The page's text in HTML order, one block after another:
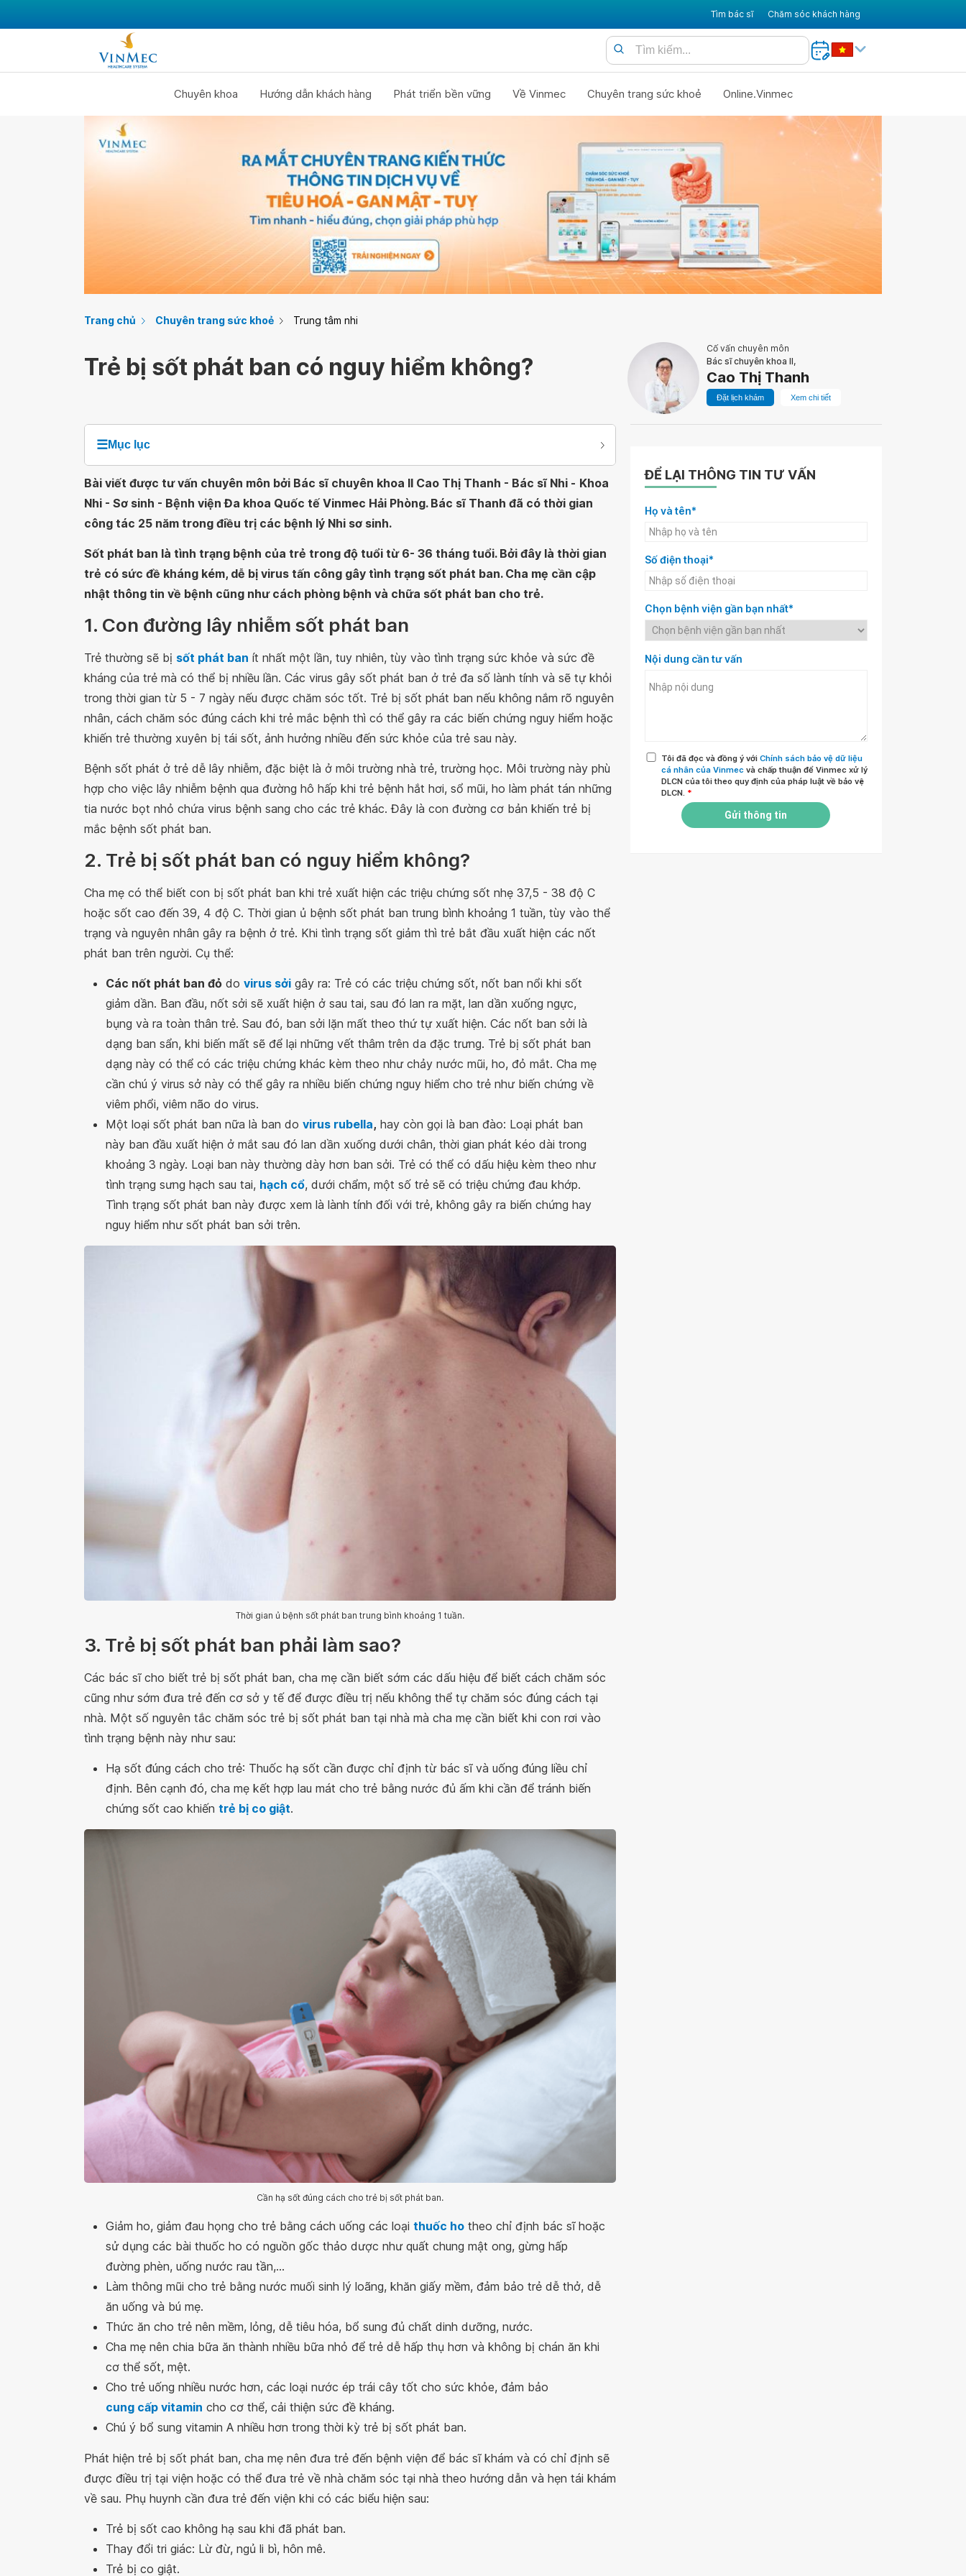
Tìm bác sĩ Chăm sóc khách hàng
Chuyên khoa Hướng dẫn khách hàng Phát triển bền vững Về Vinmec Chuyên trang sức khoẻ Online.Vinmec
Trang chủ Chuyên trang sức khoẻ Trung tâm nhi
Trẻ bị sốt phát ban có nguy hiểm không?
Cố vấn chuyên môn
Bác sĩ chuyên khoa II,
Cao Thị Thanh
Đặt lịch khám Xem chi tiết
☰Mục lục
Bài viết được tư vấn chuyên môn bởi Bác sĩ chuyên khoa II Cao Thị Thanh - Bác sĩ Nhi - Khoa
Nhi - Sơ sinh - Bệnh viện Đa khoa Quốc tế Vinmec Hải Phòng. Bác sĩ Thanh đã có thời gian
công tác 25 năm trong điều trị các bệnh lý Nhi sơ sinh.
Sốt phát ban là tình trạng bệnh của trẻ trong độ tuổi từ 6- 36 tháng tuổi. Bởi đây là thời gian
trẻ có sức đề kháng kém, dễ bị virus tấn công gây tình trạng sốt phát ban. Cha mẹ cần cập
nhật thông tin về bệnh cũng như cách phòng bệnh và chữa sốt phát ban cho trẻ.
1. Con đường lây nhiễm sốt phát ban
Trẻ thường sẽ bị sốt phát ban ít nhất một lần, tuy nhiên, tùy vào tình trạng sức khỏe và sức đề
kháng của trẻ mà có thể bị nhiều lần. Các virus gây sốt phát ban ở trẻ đa số lành tính và sẽ tự khỏi
trong thời gian từ 5 - 7 ngày nếu được chăm sóc tốt. Trẻ bị sốt phát ban nếu không nắm rõ nguyên
nhân, cách chăm sóc đúng cách khi trẻ mắc bệnh thì có thể gây ra các biến chứng nguy hiểm hoặc
khiến trẻ thường xuyên bị tái sốt, ảnh hưởng nhiều đến sức khỏe của trẻ sau này.
Bệnh sốt phát ở trẻ dễ lây nhiễm, đặc biệt là ở môi trường nhà trẻ, trường học. Môi trường này phù
hợp cho việc lây nhiễm bệnh qua đường hô hấp khi trẻ bệnh hắt hơi, sổ mũi, ho làm phát tán những
tia nước bọt nhỏ chứa virus bệnh sang cho các trẻ khác. Đây là con đường cơ bản khiến trẻ bị
mắc bệnh sốt phát ban.
2. Trẻ bị sốt phát ban có nguy hiểm không?
Cha mẹ có thể biết con bị sốt phát ban khi trẻ xuất hiện các triệu chứng sốt nhẹ 37,5 - 38 độ C
hoặc sốt cao đến 39, 4 độ C. Thời gian ủ bệnh sốt phát ban trung bình khoảng 1 tuần, tùy vào thể
trạng và nguyên nhân gây ra bệnh ở trẻ. Khi tình trạng sốt giảm thì trẻ bắt đầu xuất hiện các nốt
phát ban trên người. Cụ thể:
Các nốt phát ban đỏ do virus sởi gây ra: Trẻ có các triệu chứng sốt, nốt ban nổi khi sốt
giảm dần. Ban đầu, nốt sởi sẽ xuất hiện ở sau tai, sau đó lan ra mặt, lan dần xuống ngực,
bụng và ra toàn thân trẻ. Sau đó, ban sởi lặn mất theo thứ tự xuất hiện. Các nốt ban sởi là
dạng ban sẩn, khi biến mất sẽ để lại những vết thâm trên da đặc trưng. Trẻ bị sốt phát ban
dạng này có thể có các triệu chứng khác kèm theo như chảy nước mũi, ho, đỏ mắt. Cha mẹ
cần chú ý virus sở này có thể gây ra nhiều biến chứng nguy hiểm cho trẻ như biến chứng về
viêm phổi, viêm não do virus.
Một loại sốt phát ban nữa là ban do virus rubella, hay còn gọi là ban đào: Loại phát ban
này ban đầu xuất hiện ở mắt sau đó lan dần xuống dưới chân, thời gian phát kéo dài trong
khoảng 3 ngày. Loại ban này thường dày hơn ban sởi. Trẻ có thể có dấu hiệu kèm theo như
tình trạng sưng hạch sau tai, hạch cổ, dưới chẩm, một số trẻ sẽ có triệu chứng đau khớp.
Tình trạng sốt phát ban này được xem là lành tính đối với trẻ, không gây ra biến chứng hay
nguy hiểm như sốt phát ban sởi trên.
Thời gian ủ bệnh sốt phát ban trung bình khoảng 1 tuần.
3. Trẻ bị sốt phát ban phải làm sao?
Các bác sĩ cho biết trẻ bị sốt phát ban, cha mẹ cần biết sớm các dấu hiệu để biết cách chăm sóc
cũng như sớm đưa trẻ đến cơ sở y tế để được điều trị nếu không thể tự chăm sóc đúng cách tại
nhà. Một số nguyên tắc chăm sóc trẻ bị sốt phát ban tại nhà mà cha mẹ cần biết khi con rơi vào
tình trạng bệnh này như sau:
Hạ sốt đúng cách cho trẻ: Thuốc hạ sốt cần được chỉ định từ bác sĩ và uống đúng liều chỉ
định. Bên cạnh đó, cha mẹ kết hợp lau mát cho trẻ bằng nước đủ ấm khi cần để tránh biến
chứng sốt cao khiến trẻ bị co giật.
Cần hạ sốt đúng cách cho trẻ bị sốt phát ban.
Giảm ho, giảm đau họng cho trẻ bằng cách uống các loại thuốc ho theo chỉ định bác sĩ hoặc
sử dụng các bài thuốc ho có nguồn gốc thảo dược như quất chung mật ong, gừng hấp
đường phèn, uống nước rau tần,...
Làm thông mũi cho trẻ bằng nước muối sinh lý loãng, khăn giấy mềm, đảm bảo trẻ dễ thở, dễ
ăn uống và bú mẹ.
Thức ăn cho trẻ nên mềm, lỏng, dễ tiêu hóa, bổ sung đủ chất dinh dưỡng, nước.
Cha mẹ nên chia bữa ăn thành nhiều bữa nhỏ để trẻ dễ hấp thụ hơn và không bị chán ăn khi
cơ thể sốt, mệt.
Cho trẻ uống nhiều nước hơn, các loại nước ép trái cây tốt cho sức khỏe, đảm bảo
cung cấp vitamin cho cơ thể, cải thiện sức đề kháng.
Chú ý bổ sung vitamin A nhiều hơn trong thời kỳ trẻ bị sốt phát ban.
Phát hiện trẻ bị sốt phát ban, cha mẹ nên đưa trẻ đến bệnh viện để bác sĩ khám và có chỉ định sẽ
được điều trị tại viện hoặc có thể đưa trẻ về nhà chăm sóc tại nhà theo hướng dẫn và hẹn tái khám
về sau. Phụ huynh cần đưa trẻ đến viện khi có các biểu hiện sau:
Trẻ bị sốt cao không hạ sau khi đã phát ban.
Thay đổi tri giác: Lừ đừ, ngủ li bì, hôn mê.
Trẻ bị co giật.
ĐỂ LẠI THÔNG TIN TƯ VẤN
Họ và tên*
Số điện thoại*
Chọn bệnh viện gần bạn nhất*
Nội dung cần tư vấn
Tôi đã đọc và đồng ý với Chính sách bảo vệ dữ liệu
cá nhân của Vinmec và chấp thuận để Vinmec xử lý
DLCN của tôi theo quy định của pháp luật về bảo vệ
DLCN. *
Gửi thông tin